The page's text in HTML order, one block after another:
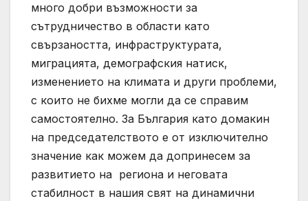
много добри възможности за
сътрудничество в области като
свързаността, инфраструктурата,
миграцията, демографския натиск,
изменението на климата и други проблеми,
с които не бихме могли да се справим
самостоятелно. За България като домакин
на председателството е от изключително
значение как можем да допринесем за
развитието на региона и неговата
стабилност в нашия свят на динамични